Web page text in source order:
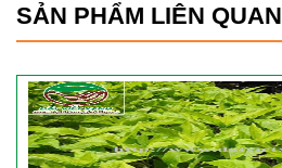
SẢN PHẨM LIÊN QUAN